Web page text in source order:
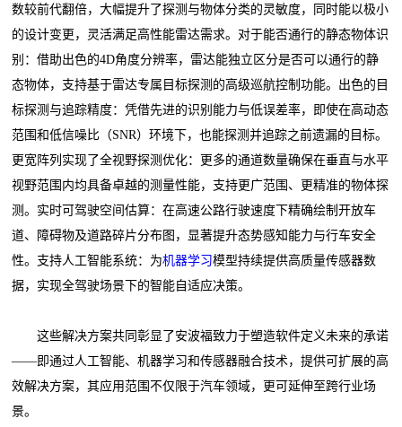
数较前代翻倍，大幅提升了探测与物体分类的灵敏度，同时能以极小
的设计变更，灵活满足高性能雷达需求。对于能否通行的静态物体识
别：借助出色的4D角度分辨率，雷达能独立区分是否可以通行的静
态物体，支持基于雷达专属目标探测的高级巡航控制功能。出色的目
标探测与追踪精度：凭借先进的识别能力与低误差率，即使在高动态
范围和低信噪比（SNR）环境下，也能探测并追踪之前遗漏的目标。
更宽阵列实现了全视野探测优化：更多的通道数量确保在垂直与水平
视野范围内均具备卓越的测量性能，支持更广范围、更精准的物体探
测。实时可驾驶空间估算：在高速公路行驶速度下精确绘制开放车
道、障碍物及道路碎片分布图，显著提升态势感知能力与行车安全
性。支持人工智能系统：为机器学习模型持续提供高质量传感器数
据，实现全驾驶场景下的智能自适应决策。
这些解决方案共同彰显了安波福致力于塑造软件定义未来的承诺
——即通过人工智能、机器学习和传感器融合技术，提供可扩展的高
效解决方案，其应用范围不仅限于汽车领域，更可延伸至跨行业场
景。